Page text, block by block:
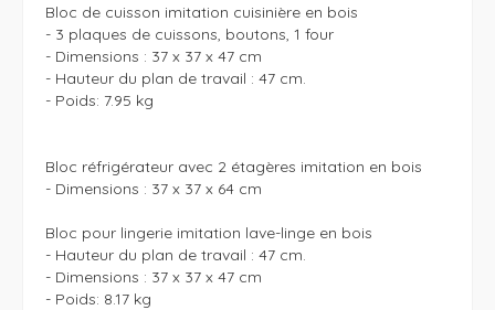
Bloc de cuisson imitation cuisinière en bois
- 3 plaques de cuissons, boutons, 1 four
- Dimensions : 37 x 37 x 47 cm
- Hauteur du plan de travail : 47 cm.
- Poids: 7.95 kg
Bloc réfrigérateur avec 2 étagères imitation en bois
- Dimensions : 37 x 37 x 64 cm
Bloc pour lingerie imitation lave-linge en bois
- Hauteur du plan de travail : 47 cm.
- Dimensions : 37 x 37 x 47 cm
- Poids: 8.17 kg